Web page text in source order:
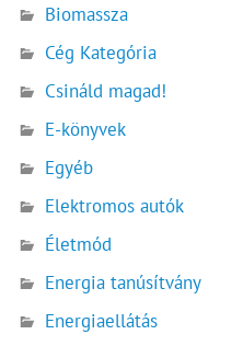
Biomassza
Cég Kategória
Csináld magad!
E-könyvek
Egyéb
Elektromos autók
Életmód
Energia tanúsítvány
Energiaellátás